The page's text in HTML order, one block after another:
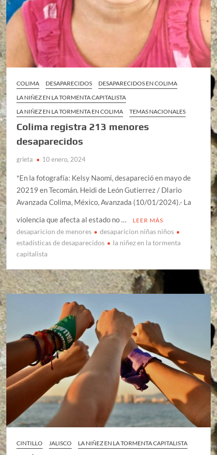
COLIMA DESAPARECIDOS
DESAPARECIDOS EN COLIMA
LA NIÑEZ EN LA TORMENTA CAPITALISTA
LA NIÑEZ EN LA TORMENTA EN COLIMA
TEMAS NACIONALES
Colima registra 213 menores
desaparecidos
grieta 10 enero, 2024
*En la fotografía: Kelsy Naomi, desapareció en mayo de
20219 en Tecomán. Heidi de León Gutierrez / DIario
Avanzada Colima, México, Avanzada (10/01/2024).- La
violencia que afecta al estado no …
LEER MÁS
desaparicion de menores
desaparicion niñas niños
estadísticas de desaparecidos
la niñez en la tormenta
capitalista
CINTILLO JALISCO
LA NIÑEZ EN LA TORMENTA CAPITALISTA